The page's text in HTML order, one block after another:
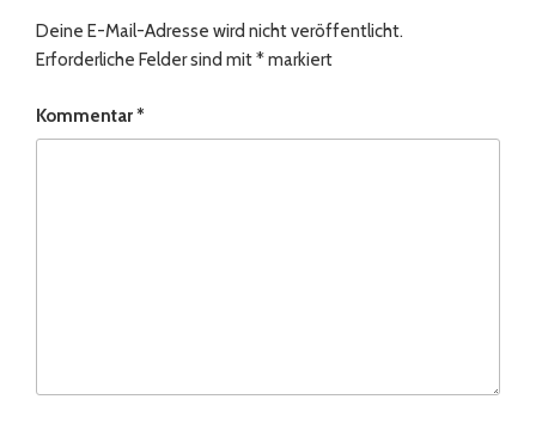
Deine E-Mail-Adresse wird nicht veröffentlicht.
Erforderliche Felder sind mit*markiert
Kommentar*